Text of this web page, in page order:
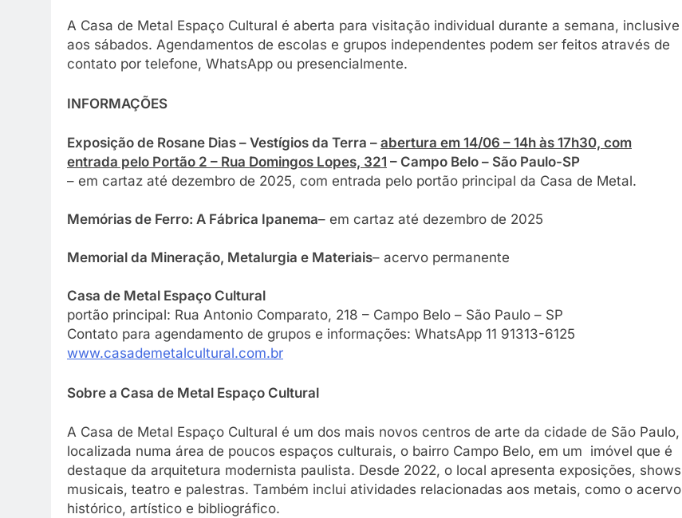
A Casa de Metal Espaço Cultural é aberta para visitação individual durante a semana, inclusive
aos sábados. Agendamentos de escolas e grupos independentes podem ser feitos através de
contato por telefone, WhatsApp ou presencialmente.
INFORMAÇÕES
Exposição de Rosane Dias – Vestígios da Terra – abertura em 14/06 – 14h às 17h30, com
entrada pelo Portão 2 – Rua Domingos Lopes, 321 – Campo Belo – São Paulo-SP
– em cartaz até dezembro de 2025, com entrada pelo portão principal da Casa de Metal.
Memórias de Ferro: A Fábrica Ipanema– em cartaz até dezembro de 2025
Memorial da Mineração, Metalurgia e Materiais– acervo permanente
Casa de Metal Espaço Cultural
portão principal: Rua Antonio Comparato, 218 – Campo Belo – São Paulo – SP
Contato para agendamento de grupos e informações: WhatsApp 11 91313-6125
www.casademetalcultural.com.br
Sobre a Casa de Metal Espaço Cultural
A Casa de Metal Espaço Cultural é um dos mais novos centros de arte da cidade de São Paulo,
localizada numa área de poucos espaços culturais, o bairro Campo Belo, em um imóvel que é
destaque da arquitetura modernista paulista. Desde 2022, o local apresenta exposições, shows
musicais, teatro e palestras. Também inclui atividades relacionadas aos metais, como o acervo
histórico, artístico e bibliográfico.